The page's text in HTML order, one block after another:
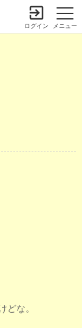
メニュー
ログイン
どな。